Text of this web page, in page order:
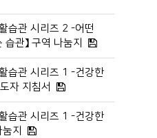
습관 시리즈 2 -어떤
관】 구역 나눔지
습관 시리즈 1 -건강한
자 지침서
습관 시리즈 1 -건강한
지